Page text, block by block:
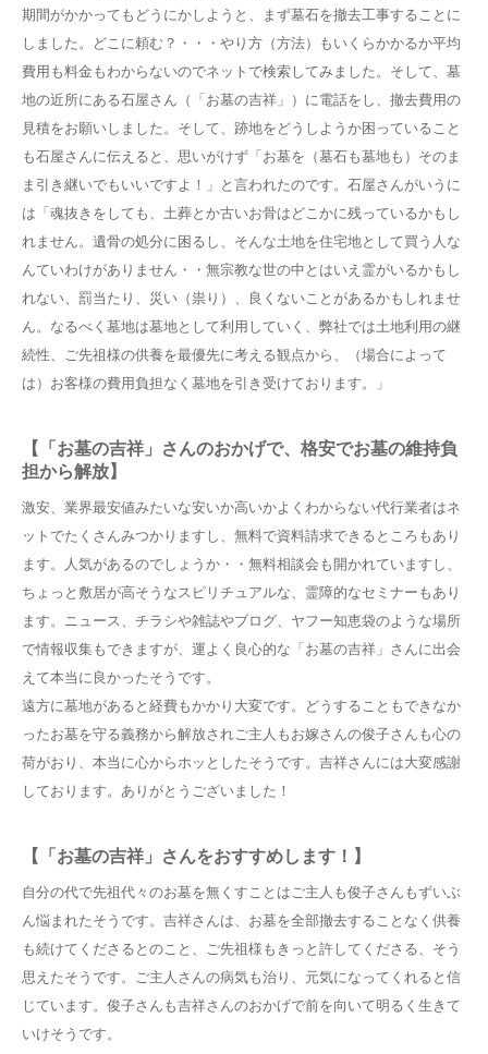
期間がかかってもどうにかしようと、まず墓石を撤去工事することに
しました。どこに頼む？・・・やり方（方法）もいくらかかるか平均
費用も料金もわからないのでネットで検索してみました。そして、墓
地の近所にある石屋さん（「お墓の吉祥」）に電話をし、撤去費用の
見積をお願いしました。そして、跡地をどうしようか困っていること
も石屋さんに伝えると、思いがけず「お墓を（墓石も墓地も）そのま
ま引き継いでもいいですよ！」と言われたのです。石屋さんがいうに
は「魂抜きをしても、土葬とか古いお骨はどこかに残っているかもし
れません。遺骨の処分に困るし、そんな土地を住宅地として買う人な
んていわけがありません・・無宗教な世の中とはいえ霊がいるかもし
れない、罰当たり、災い（祟り）、良くないことがあるかもしれませ
ん。なるべく墓地は墓地として利用していく、弊社では土地利用の継
続性、ご先祖様の供養を最優先に考える観点から、（場合によって
は）お客様の費用負担なく墓地を引き受けております。」
【「お墓の吉祥」さんのおかげで、格安でお墓の維持負
担から解放】
激安、業界最安値みたいな安いか高いかよくわからない代行業者はネ
ットでたくさんみつかりますし、無料で資料請求できるところもあり
ます。人気があるのでしょうか・・無料相談会も開かれていますし、
ちょっと敷居が高そうなスピリチュアルな、霊障的なセミナーもあり
ます。ニュース、チラシや雑誌やブログ、ヤフー知恵袋のような場所
で情報収集もできますが、運よく良心的な「お墓の吉祥」さんに出会
えて本当に良かったそうです。
遠方に墓地があると経費もかかり大変です。どうすることもできなか
ったお墓を守る義務から解放されご主人もお嫁さんの俊子さんも心の
荷がおり、本当に心からホッとしたそうです。吉祥さんには大変感謝
しております。ありがとうございました！
【「お墓の吉祥」さんをおすすめします！】
自分の代で先祖代々のお墓を無くすことはご主人も俊子さんもずいぶ
ん悩まれたそうです。吉祥さんは、お墓を全部撤去することなく供養
も続けてくださるとのこと、ご先祖様もきっと許してくださる、そう
思えたそうです。ご主人さんの病気も治り、元気になってくれると信
じています。俊子さんも吉祥さんのおかげで前を向いて明るく生きて
いけそうです。